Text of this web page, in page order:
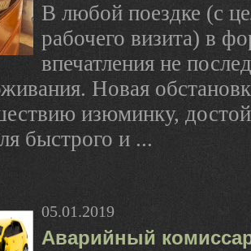
В любой поездке (с
рабочего визита) в
впечатления не
Новая
изюминку,
быстрого и ...
05.01.2019
Аварийный